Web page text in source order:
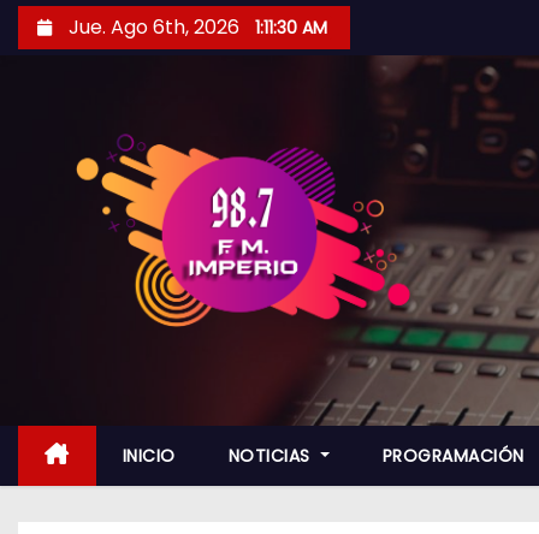
i
Jue. Ago 6th, 2026 1:11:31 AM
INICIO NOTICIAS PROGRAMACIÓN